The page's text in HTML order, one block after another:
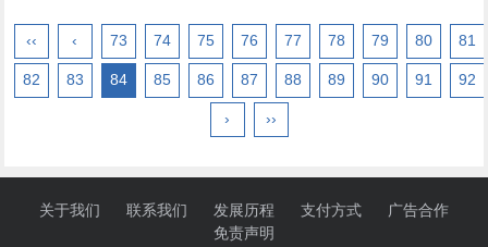
‹‹ ‹ 73 74 75 76 77 78 79 80 81
82 83 84 85 86 87 88 89 90 91 92
› ››
关于我们 联系我们 发展历程 支付方式
广告合作
免责声明